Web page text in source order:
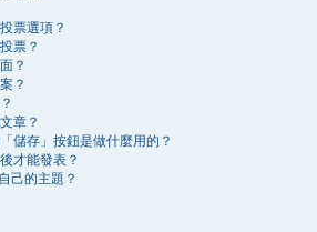
票選項？
票？
？
？
章？
儲存」按鈕是做什麼用的？
才能發表？
己的主題？